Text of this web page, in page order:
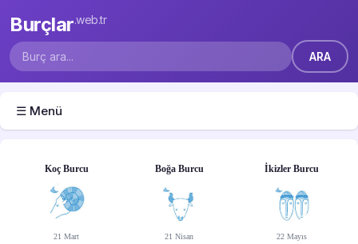
Burçlar.web.tr
☰ Menü
Koç Burcu
21 Mart
Boğa Burcu
21 Nisan
İkizler Burcu
22 Mayıs